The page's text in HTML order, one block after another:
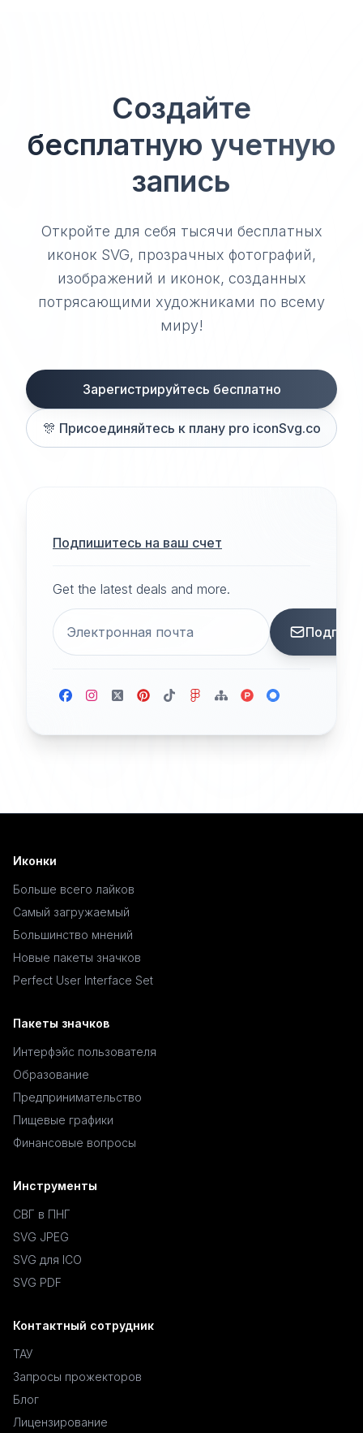
Создайте
бесплатную учетную
запись
Откройте для себя тысячи бесплатных
иконок SVG, прозрачных фотографий,
изображений и иконок, созданных
потрясающими художниками по всему
миру!
Зарегистрируйтесь бесплатно
🎊 Присоединяйтесь к плану pro iconSvg.co
Подпишитесь на ваш счет
Get the latest deals and more.
Иконки
Больше всего лайков
Самый загружаемый
Большинство мнений
Новые пакеты значков
Perfect User Interface Set
Пакеты значков
Интерфэйс пользователя
Образование
Предпринимательство
Пищевые графики
Финансовые вопросы
Инструменты
СВГ в ПНГ
SVG JPEG
SVG для ICO
SVG PDF
Контактный сотрудник
ТАУ
Запросы прожекторов
Блог
Лицензирование